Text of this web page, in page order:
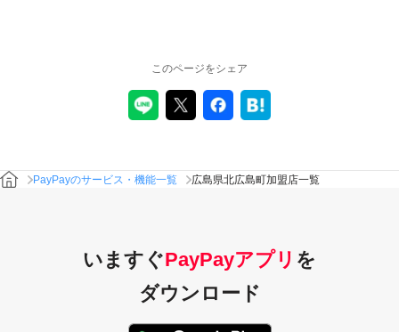
このページをシェア
PayPayのサービス・機能一覧 広島県北広島町加盟店一覧
いますぐPayPayアプリ を
ダウンロード